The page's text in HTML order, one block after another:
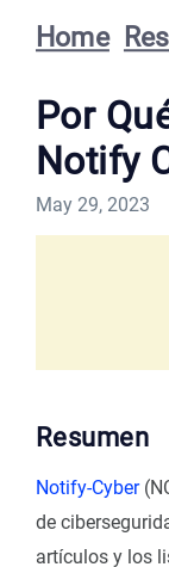
Home
Por
Notify
May 29, 2023
Resumen
Notify-Cyber
de
artículos y los